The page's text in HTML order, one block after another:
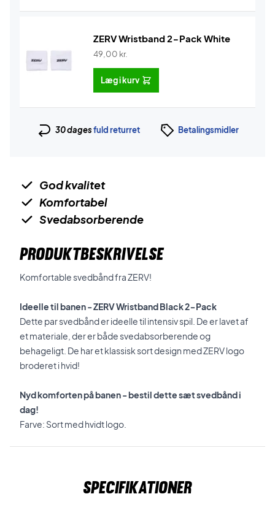
ZERV Wristband 2-Pack White
49,00 kr.
Læg i kurv
30 dagesfuld returret Betalingsmidler
God kvalitet
Komfortabel
Svedabsorberende
PRODUKTBESKRIVELSE
Komfortable svedbånd fra ZERV!
Ideelle til banen - ZERV Wristband Black 2-Pack
Dette par svedbånd er ideelle til intensiv spil. De er lavet af
et materiale, der er både svedabsorberende og
behageligt. De har et klassisk sort design med ZERV logo
broderet i hvid!
Nyd komforten på banen - bestil dette sæt svedbånd i
dag!
Farve: Sort med hvidt logo.
Specifikationer